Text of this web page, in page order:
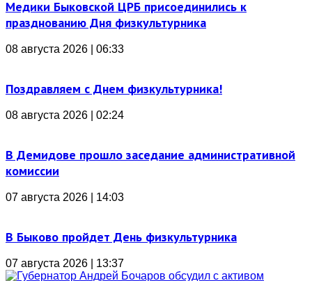
Медики Быковской ЦРБ присоединились к
празднованию Дня физкультурника
08 августа 2026 | 06:33
Поздравляем с Днем физкультурника!
08 августа 2026 | 02:24
В Демидове прошло заседание административной
комиссии
07 августа 2026 | 14:03
В Быково пройдет День физкультурника
07 августа 2026 | 13:37